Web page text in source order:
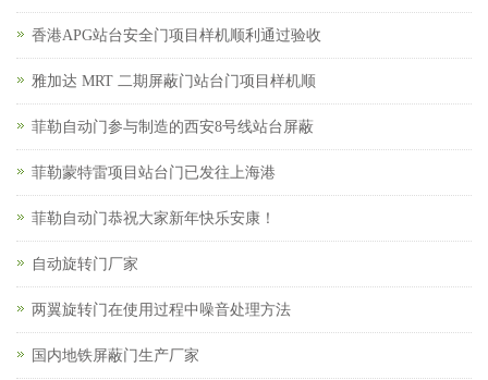
香港APG站台安全门项目样机顺利通过验收
雅加达 MRT 二期屏蔽门站台门项目样机顺
菲勒自动门参与制造的西安8号线站台屏蔽
菲勒蒙特雷项目站台门已发往上海港
菲勒自动门恭祝大家新年快乐安康！
自动旋转门厂家
两翼旋转门在使用过程中噪音处理方法
国内地铁屏蔽门生产厂家